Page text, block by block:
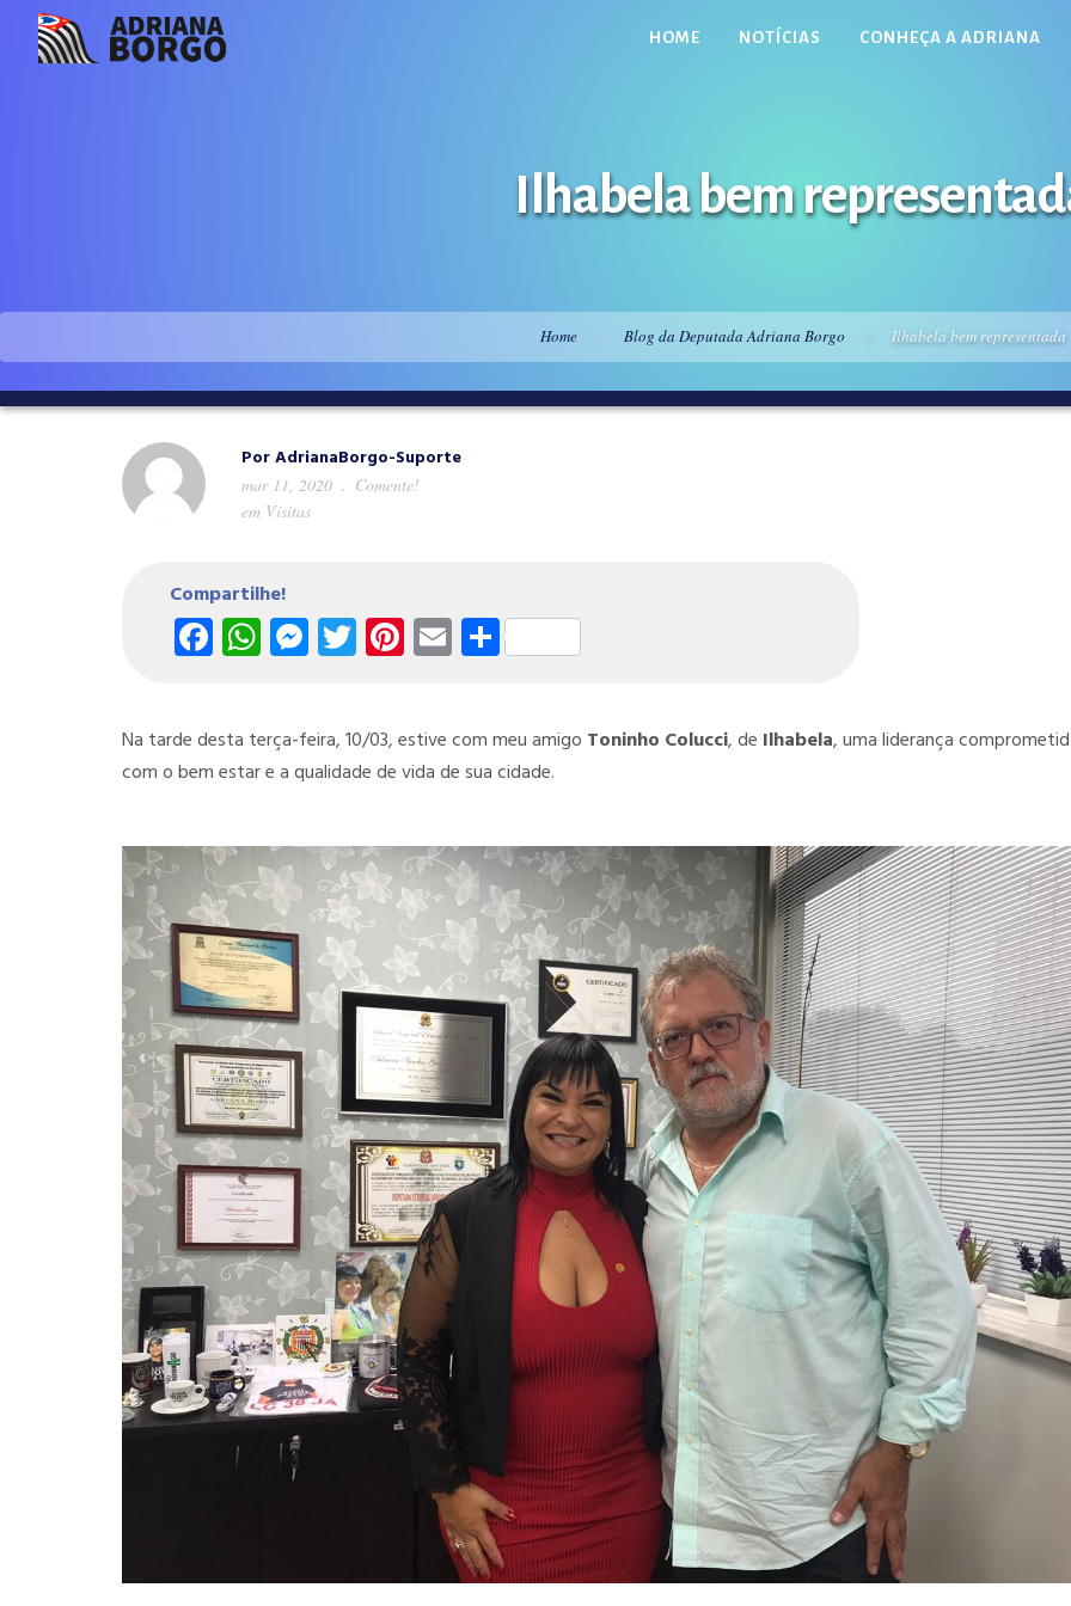
HOME NOTÍCIAS CONHEÇA A ADRIANA
Ilhabela bem
Home Blog da Deputada Adriana Borgo Ilhabela bem representada
PorAdrianaBorgo-Suporte
mar 11, 2020
Comente!
em Visitas
Compartilhe!
Facebook
WhatsApp
Messenger
Twitter
Pinterest
Email
Share
Na tarde desta terça-feira, 10/03, estive com meu amigo Toninho Colucci, de Ilhabela, uma liderança
com o bem estar e a qualidade de vida de sua cidade.